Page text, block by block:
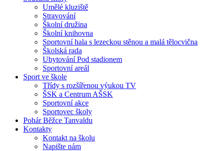
Umělé kluziště
Stravování
Školní družina
Školní knihovna
Sportovní hala s lezeckou stěnou a malá tělocvična
Školská rada
Ubytování Pod stadionem
Sportovní areál
Sport ve škole
Třídy s rozšířenou výukou TV
ŠSK a Centrum AŠSK
Sportovní akce
Sportovec školy
Pohár Běžce Tanvaldu
Kontakty
Kontakt na školu
Napište nám